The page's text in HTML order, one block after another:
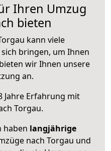
Ihren Umzug
bieten
kann viele
bringen, um Ihnen
wir Ihnen unsere
an.
Jahre Erfahrung mit
Torgau.
haben langjährige
nach Torgau und